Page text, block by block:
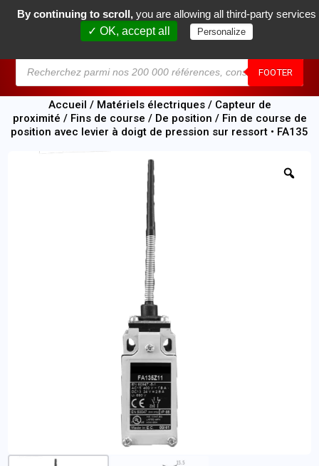
FOOTER
0
Accueil / Matériels électriques/ Capteur de
proximité / Fins de course / De position / Fin de course de
position avec levier à doigt de pression sur ressort • FA135
By continuing to scroll, you are allowing all third-party services
✓ OK, accept all
Personalize